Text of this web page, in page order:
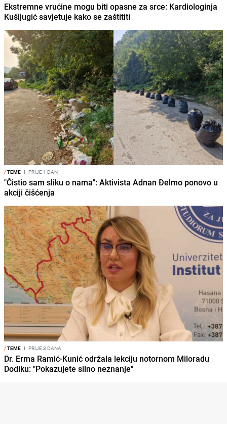
Ekstremne vrućine mogu biti opasne za srce: Kardiologinja
Kušljugić savjetuje kako se zaštititi
/TEME I PRIJE 1 DAN
"Čistio sam sliku o nama": Aktivista Adnan Đelmo ponovo u
akciji čišćenja
/TEME I PRIJE 3 DANA
Dr. Erma Ramić-Kunić održala lekciju notornom Miloradu
Dodiku: "Pokazujete silno neznanje"